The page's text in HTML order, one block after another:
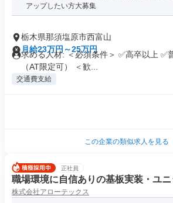
アップしたい方大募集
栃木県那須塩原市西富山
月給23万円～25万円
求める人材: ＜必須条件＞ ✅高卒以上 ✅
（AT限定可） ＜歓...
交通費支給
この企業の類似求人を見る
正社員
職場環境に自信ありの基板実装・ユ
株式会社アローテックス